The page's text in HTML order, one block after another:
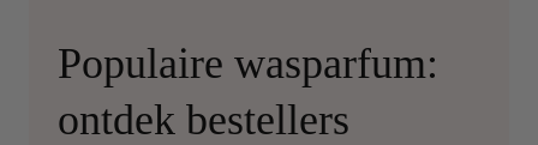
Populaire wasparfum:
ontdek bestellers